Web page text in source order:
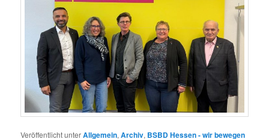
Veröffentlicht unterAllgemein,Archiv, BSBD Hessen - wir bewegen